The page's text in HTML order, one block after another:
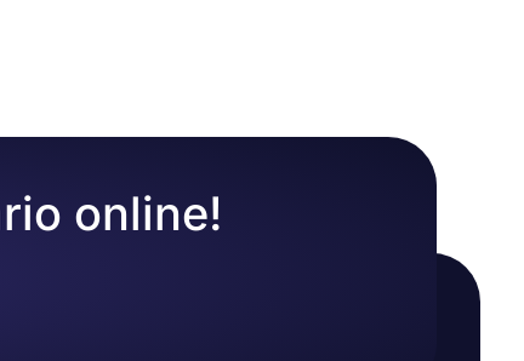
online!